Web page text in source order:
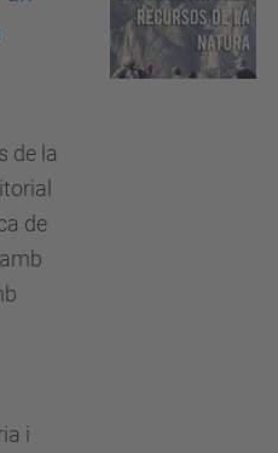
de la
de
i